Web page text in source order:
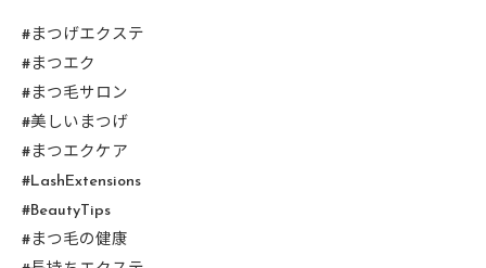
#まつげエクステ
#まつエク
#まつ毛サロン
#美しいまつげ
#まつエクケア
#LashExtensions
#BeautyTips
#まつ毛の健康